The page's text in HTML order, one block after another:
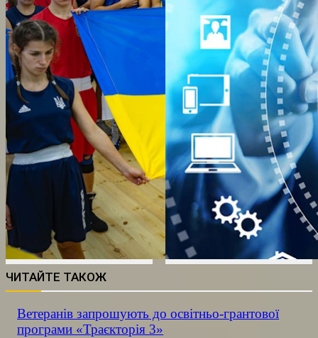
ЧИТАЙТЕ ТАКОЖ
Ветеранів запрошують до освітньо-грантової
програми «Траєкторія 3»